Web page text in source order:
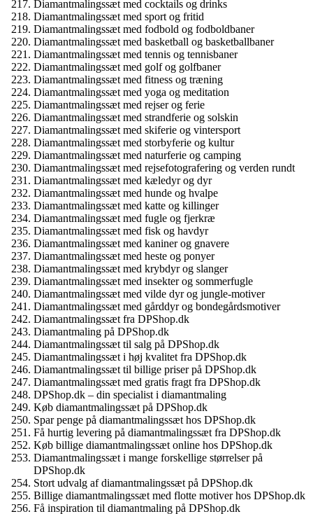
Diamantmalingssæt med cocktails og drinks
Diamantmalingssæt med sport og fritid
Diamantmalingssæt med fodbold og fodboldbaner
Diamantmalingssæt med basketball og basketballbaner
Diamantmalingssæt med tennis og tennisbaner
Diamantmalingssæt med golf og golfbaner
Diamantmalingssæt med fitness og træning
Diamantmalingssæt med yoga og meditation
Diamantmalingssæt med rejser og ferie
Diamantmalingssæt med strandferie og solskin
Diamantmalingssæt med skiferie og vintersport
Diamantmalingssæt med storbyferie og kultur
Diamantmalingssæt med naturferie og camping
Diamantmalingssæt med rejsefotografering og verden rundt
Diamantmalingssæt med kæledyr og dyr
Diamantmalingssæt med hunde og hvalpe
Diamantmalingssæt med katte og killinger
Diamantmalingssæt med fugle og fjerkræ
Diamantmalingssæt med fisk og havdyr
Diamantmalingssæt med kaniner og gnavere
Diamantmalingssæt med heste og ponyer
Diamantmalingssæt med krybdyr og slanger
Diamantmalingssæt med insekter og sommerfugle
Diamantmalingssæt med vilde dyr og jungle-motiver
Diamantmalingssæt med gårddyr og bondegårdsmotiver
Diamantmalingssæt fra DPShop.dk
Diamantmaling på DPShop.dk
Diamantmalingssæt til salg på DPShop.dk
Diamantmalingssæt i høj kvalitet fra DPShop.dk
Diamantmalingssæt til billige priser på DPShop.dk
Diamantmalingssæt med gratis fragt fra DPShop.dk
DPShop.dk – din specialist i diamantmaling
Køb diamantmalingssæt på DPShop.dk
Spar penge på diamantmalingssæt hos DPShop.dk
Få hurtig levering på diamantmalingssæt fra DPShop.dk
Køb billige diamantmalingssæt online hos DPShop.dk
Diamantmalingssæt i mange forskellige størrelser på
DPShop.dk
Stort udvalg af diamantmalingssæt på DPShop.dk
Billige diamantmalingssæt med flotte motiver hos DPShop.dk
Få inspiration til diamantmaling på DPShop.dk